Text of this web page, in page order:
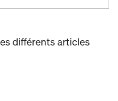
différents articles